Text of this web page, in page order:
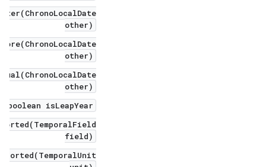
other)
other)
other)
isLeapYear()
field)